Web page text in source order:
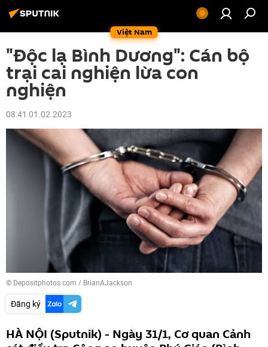
Việt Nam
"Độc lạ Bình Dương": Cán bộ
trại cai nghiện lừa con
nghiện
08:41 01.02.2023
© Depositphotos.com / BrianAJackson
Đăng ký
HÀ NỘI (Sputnik) - Ngày 31/1, Cơ quan Cảnh